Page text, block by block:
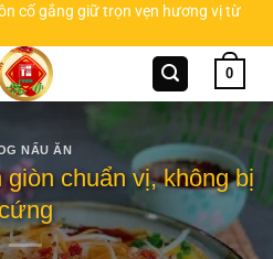
cố gắng giữ trọn vẹn hương vị từ
0
NẤU ĂN
chuẩn vị, không bị